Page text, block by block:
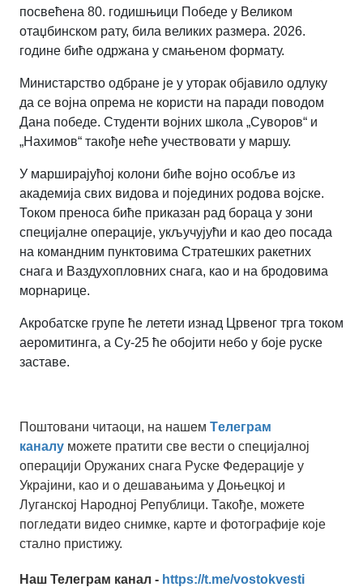
посвећена 80. годишњици Победе у Великом
отаџбинском рату, била великих размера. 2026.
године биће одржана у смањеном формату.
Министарство одбране је у уторак објавило одлуку
да се војна опрема не користи на паради поводом
Дана победе. Студенти војних школа „Суворов“ и
„Нахимов“ такође неће учествовати у маршу.
У марширајућој колони биће војно особље из
академија свих видова и појединих родова војске.
Током преноса биће приказан рад бораца у зони
специјалне операције, укључујући и као део посада
на командним пунктовима Стратешких ракетних
снага и Ваздухопловних снага, као и на бродовима
морнарице.
Акробатске групе ће летети изнад Црвеног трга током
аеромитинга, а Су-25 ће обојити небо у боје руске
заставе.
Поштовани читаоци, на нашем Tелеграм
каналу можете пратити све вести о специјалној
операцији Оружаних снага Руске Федерације у
Украјини, као и о дешавањима у Доњецкој и
Луганској Народној Републици. Такође, можете
погледати видео снимке, карте и фотографије које
стално пристижу.
Наш Телеграм канал - https://t.me/vostokvesti